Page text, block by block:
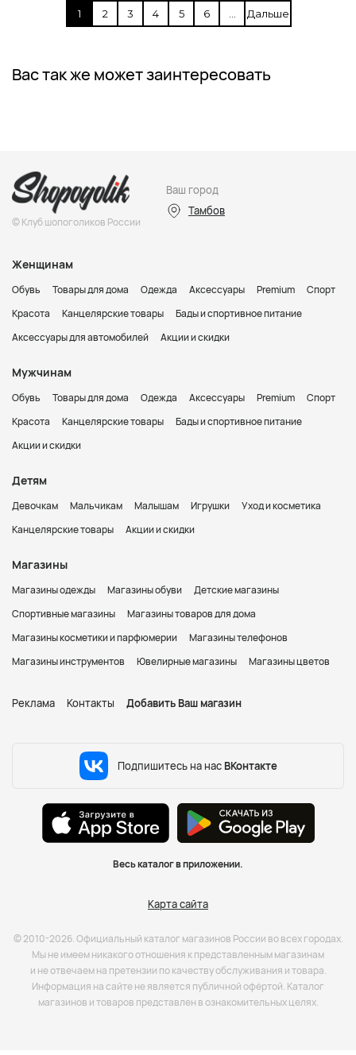
1 2 3 4 5 6 Дальше
Вас так же может заинтересовать
© Клуб шопоголиков России
Ваш город
Тамбов
Женщинам
Обувь Товары для дома Одежда Аксессуары Premium
Спорт
Красота
Канцелярские товары
Бады и спортивное питание
Аксессуары для автомобилей
Акции и скидки
Мужчинам
Обувь Товары для дома Одежда Аксессуары Premium
Спорт
Красота
Канцелярские товары
Бады и спортивное питание
Акции и скидки
Детям
Девочкам Мальчикам Малышам Игрушки
Уход и косметика
Канцелярские товары
Акции и скидки
Магазины
Магазины одежды Магазины обуви
Детские магазины
Спортивные магазины
Магазины товаров для дома
Магазины косметики и парфюмерии
Магазины телефонов
Магазины инструментов
Ювелирные магазины Магазины цветов
Реклама Контакты Добавить Ваш магазин
Подпишитесь на нас ВКонтакте
Весь каталог в приложении.
Карта сайта
© 2010-2026. Официальный каталог магазинов России во всех городах.
Мы не имеем никакого отношения к представленным магазинам
и не отвечаем на претензии по качеству обслуживания и товара.
Информация на сайте не является публичной офёртой. Каталог
магазинов и товаров представлен в ознакомительных целях.